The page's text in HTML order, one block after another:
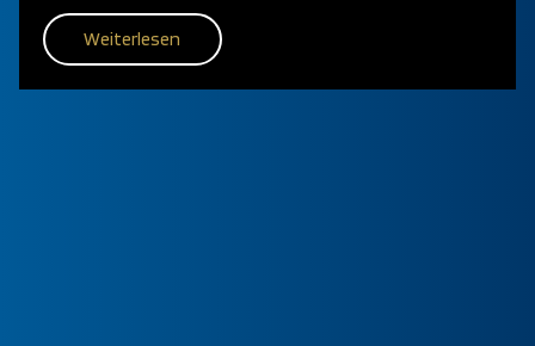
Weiterlesen